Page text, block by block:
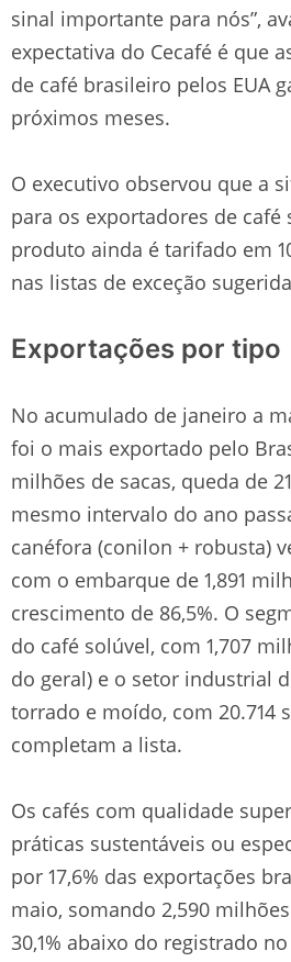
sinal importante para nós”,
expectativa do Cecafé é que
de café brasileiro pelos EUA
próximos meses.
O executivo observou que a
para os exportadores de café
produto ainda é tarifado em
nas listas de exceção
Exportações por tipo
No acumulado de janeiro a
foi o mais exportado pelo
milhões de sacas, queda de
mesmo intervalo do ano
canéfora (conilon + robusta)
com o embarque de 1,891
crescimento de 86,5%. O
do café solúvel, com 1,707
do geral) e o setor industrial
torrado e moído, com 20.714
completam a lista.
Os cafés com qualidade
práticas sustentáveis ou
por 17,6% das exportações
maio, somando 2,590
30,1% abaixo do registrado